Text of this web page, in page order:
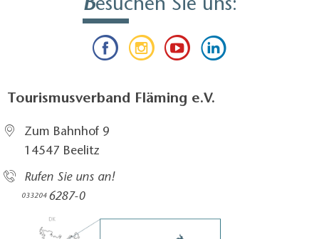
esuchen Sie uns:
Tourismusverband Fläming e.V.
Zum Bahnhof 9
14547 Beelitz
Rufen Sie uns an!
033204 6287-0